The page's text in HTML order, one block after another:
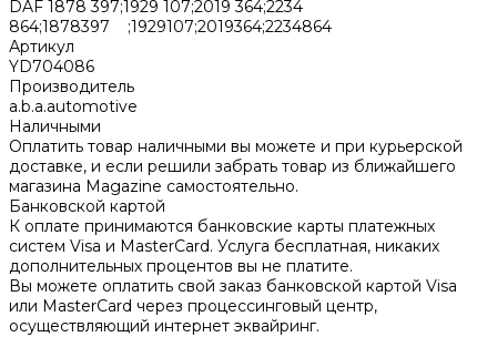
DAF 1878 397;1929 107;2019 364;2234
864;1878397 ;1929107;2019364;2234864
Артикул
YD704086
Производитель
a.b.a.automotive
Наличными
Оплатить товар наличными вы можете и при курьерской
доставке, и если решили забрать товар из ближайшего
магазина Magazine самоcтоятельно.
Банковской картой
К оплате принимаются банковские карты платежных
систем Visa и MasterCard. Услуга бесплатная, никаких
дополнительных процентов вы не платите.
Вы можете оплатить свой заказ банковской картой Visa
или MasterCard через процессинговый центр,
осуществляющий интернет эквайринг.